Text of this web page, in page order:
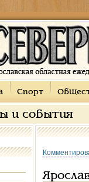
Спорт
и события